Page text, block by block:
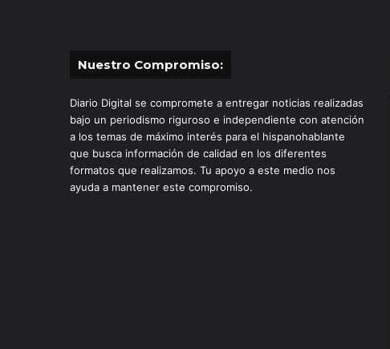
Nuestro Compromiso:
Diario Digital se compromete a entregar noticias realizadas
bajo un periodismo riguroso e independiente con atención
a los temas de máximo interés para el hispanohablante
que busca información de calidad en los diferentes
formatos que realizamos. Tu apoyo a este medio nos
ayuda a mantener este compromiso.